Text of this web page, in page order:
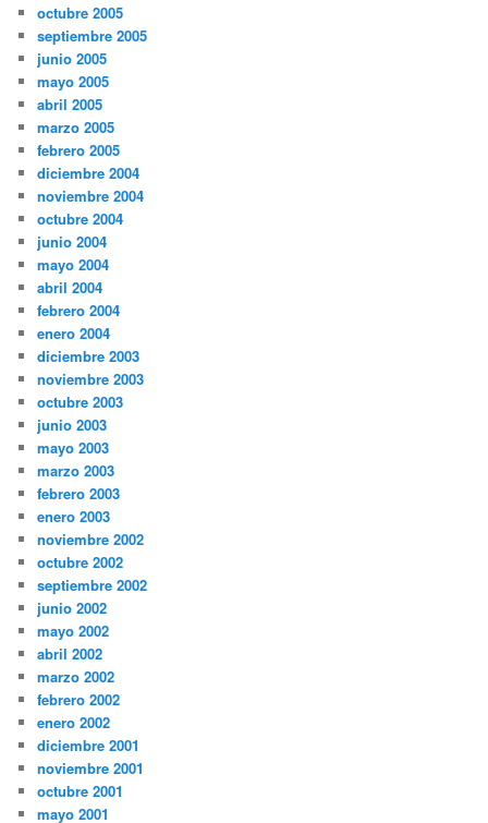
octubre 2005
septiembre 2005
junio 2005
mayo 2005
abril 2005
marzo 2005
febrero 2005
diciembre 2004
noviembre 2004
octubre 2004
junio 2004
mayo 2004
abril 2004
febrero 2004
enero 2004
diciembre 2003
noviembre 2003
octubre 2003
junio 2003
mayo 2003
marzo 2003
febrero 2003
enero 2003
noviembre 2002
octubre 2002
septiembre 2002
junio 2002
mayo 2002
abril 2002
marzo 2002
febrero 2002
enero 2002
diciembre 2001
noviembre 2001
octubre 2001
mayo 2001